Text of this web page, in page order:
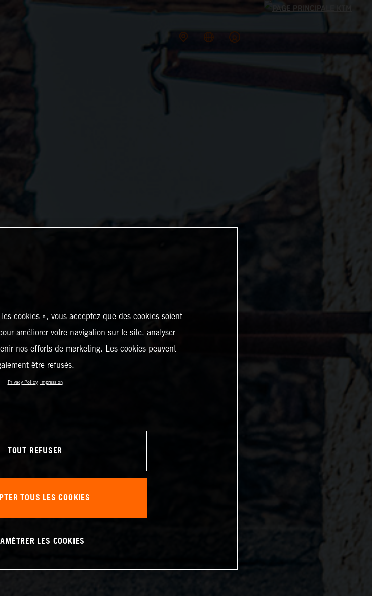
cookies », vous acceptez que des cookies soient
améliorer votre navigation sur le site, analyser
nos efforts de marketing. Les cookies peuvent
être refusés.
Privacy Policy Impression
TOUT REFUSER
TOUS LES COOKIES
LES COOKIES